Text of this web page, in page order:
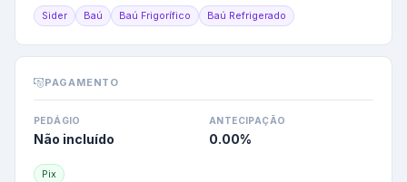
Sider Baú Baú Frigorífico Baú Refrigerado
PAGAMENTO
PEDÁGIO
Não incluído
ANTECIPAÇÃO
0.00%
Pix